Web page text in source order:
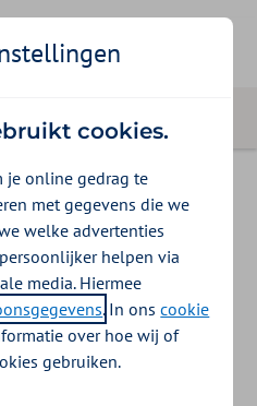
de praktijk)
cliënten zelf, zonder
ogen druppelen.
waar een druppelflesje op
cookies.
je online gedrag te
met gegevens die we
welke advertenties
helpen via
media. Hiermee
. In onscookie
over hoe wij of
gebruiken.